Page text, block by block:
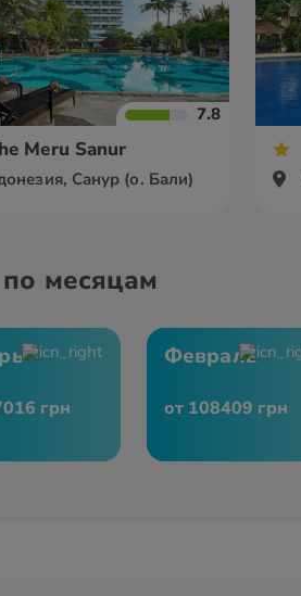
7.8
Meru Sanur
Санур (о. Бали)
месяцам
грн
Февраль
от 108409 грн